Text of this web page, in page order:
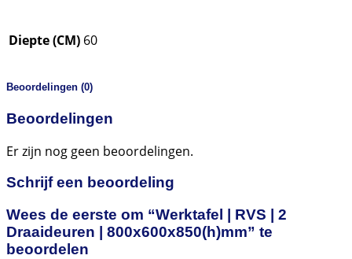
Diepte (CM) 60
Beoordelingen (0)
Beoordelingen
Er zijn nog geen beoordelingen.
Schrijf een beoordeling
Wees de eerste om “Werktafel | RVS | 2
Draaideuren | 800x600x850(h)mm” te
beoordelen